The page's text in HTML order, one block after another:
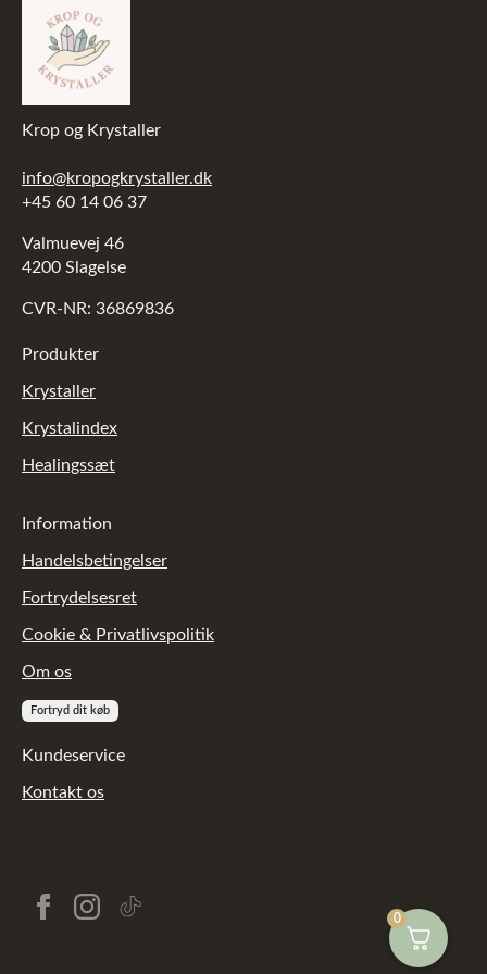
Krop og Krystaller
info@kropogkrystaller.dk
+45 60 14 06 37
Valmuevej 46
4200 Slagelse
CVR-NR: 36869836
Produkter
Krystaller
Krystalindex
Healingssæt
Information
Handelsbetingelser
Fortrydelsesret
Cookie & Privatlivspolitik
Om os
Fortryd dit køb
Kundeservice
Kontakt os
0